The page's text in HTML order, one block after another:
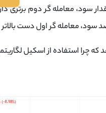
دلار. از نظر مقدار سود، معامله گر
معامله گر اول دست بالاتر
چرا استفاده از اسکیل